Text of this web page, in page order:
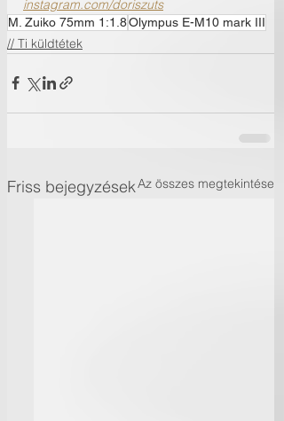
instagram.com/doriszuts
M. Zuiko 75mm 1:1.8Olympus E-M10 mark III
// Ti küldtétek
Friss bejegyzésekAz összes megtekintése